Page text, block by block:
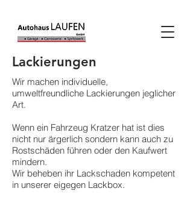
Lackierungen
Wir machen individuelle,
umweltfreundliche Lackierungen jeglicher
Art.
Wenn ein Fahrzeug Kratzer hat ist dies
nicht nur ärgerlich sondern kann auch zu
Rostschäden führen oder den Kaufwert
mindern.
Wir beheben ihr Lackschaden kompetent
in unserer eigegen Lackbox.